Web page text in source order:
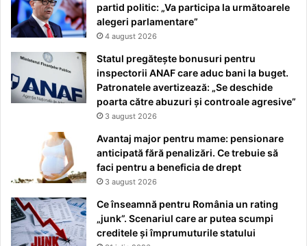
partid politic: „Va participa la următoarele
alegeri parlamentare”
4 august 2026
Statul pregătește bonusuri pentru
inspectorii ANAF care aduc bani la buget.
Patronatele avertizează: „Se deschide
poarta către abuzuri și controale agresive”
3 august 2026
Avantaj major pentru mame: pensionare
anticipată fără penalizări. Ce trebuie să
faci pentru a beneficia de drept
3 august 2026
Ce înseamnă pentru România un rating
„junk”. Scenariul care ar putea scumpi
creditele și împrumuturile statului